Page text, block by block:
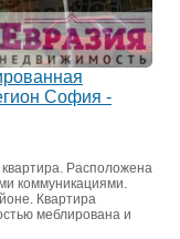
София -
Расположена
коммуникациями.
Квартира
меблирована и